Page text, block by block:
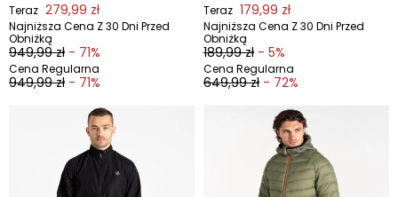
Teraz 279,99 zł
Najniższa Cena Z 30 Dni Przed
Obniżką
949,99 zł - 71%
Cena Regularna
949,99 zł - 71%
Teraz 179,99 zł
Najniższa Cena Z 30 Dni Przed
Obniżką
189,99 zł - 5%
Cena Regularna
649,99 zł - 72%